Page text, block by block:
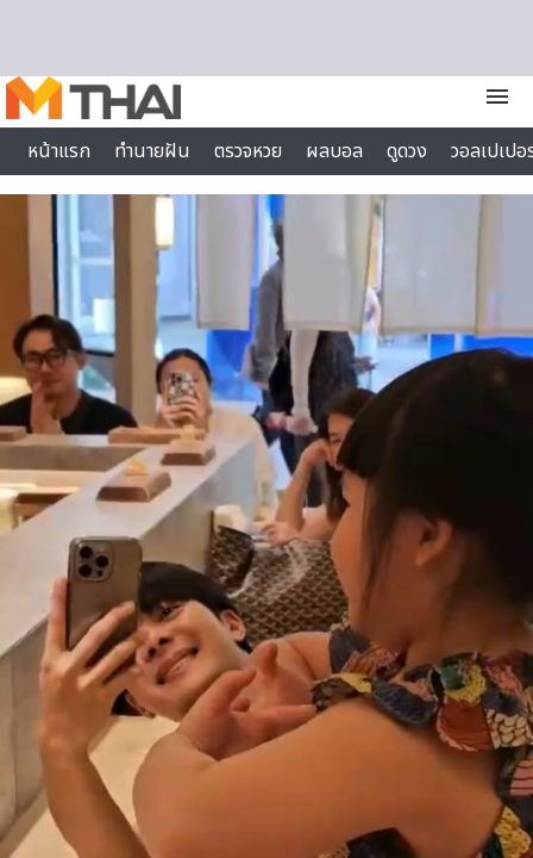
menu
หน้าแรก
ทำนายฝัน ตรวจหวย ผลบอล ดูดวง
วอลเปเป
ไลฟ์สไตล์